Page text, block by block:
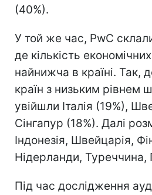
(40%).
У той же час, PwC
де кількість
найнижча в країні. Так,
країн з низьким рівнем
увійшли Італія (19%),
Сінгапур (18%). Далі
Індонезія, Швейцарія,
Нідерланди, Туреччина,
Під час дослідження